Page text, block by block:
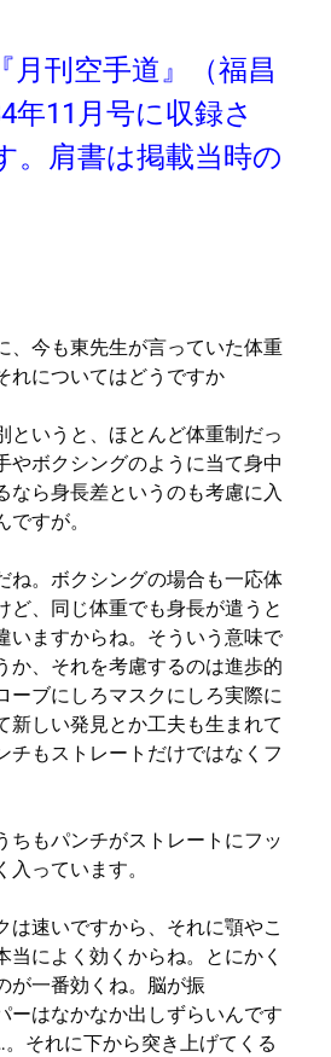
月刊空手道』（福昌
年11月号に収録さ
。肩書は掲載当時の
今も東先生が言っていた体重
れについてはどうですか
いうと、ほとんど体重制だっ
やボクシングのように当て身中
なら身長差というのも考慮に入
すが。
。ボクシングの場合も一応体
ど、同じ体重でも身長が遣うと
いますからね。そういう意味で
か、それを考慮するのは進歩的
ーブにしろマスクにしろ実際に
新しい発見とか工夫も生まれて
チもストレートだけではなくフ
もパンチがストレートにフッ
入っています。
速いですから、それに顎やこ
当によく効くからね。とにかく
が一番効くね。脳が振
ーはなかなか出しずらいんです
それに下から突き上げてくる